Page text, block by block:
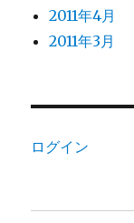
2011年4月
2011年3月
ログイン